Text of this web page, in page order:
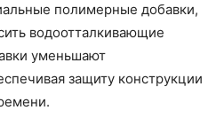
полимерные добавки,
водоотталкивающие
уменьшают
защиту конструкции